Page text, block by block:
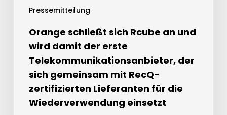
Pressemitteilung
Orange schließt sich Rcube an und
wird damit der erste
Telekommunikationsanbieter, der
sich gemeinsam mit RecQ-
zertifizierten Lieferanten für die
Wiederverwendung einsetzt